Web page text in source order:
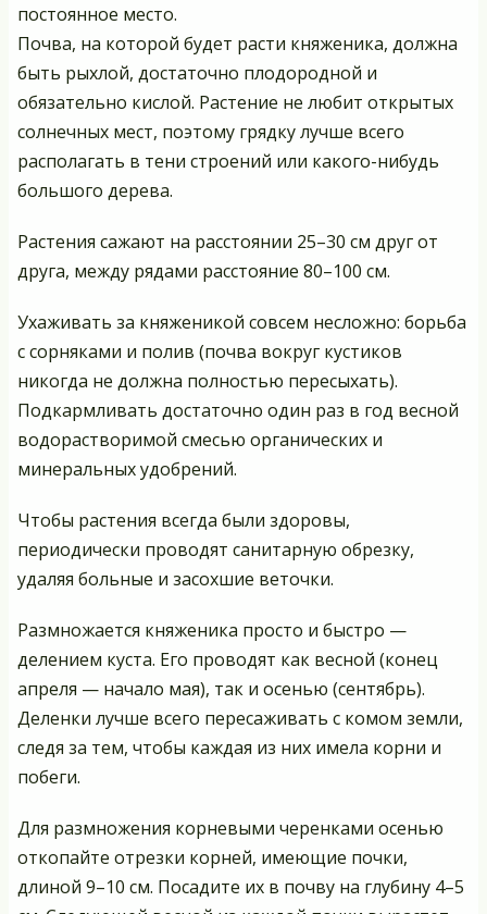
постоянное место.
Почва, на которой будет расти княженика, должна
быть рыхлой, достаточно плодородной и
обязательно кислой. Растение не любит открытых
солнечных мест, поэтому грядку лучше всего
располагать в тени строений или какого-нибудь
большого дерева.
Растения сажают на расстоянии 25–30 см друг от
друга, между рядами расстояние 80–100 см.
Ухаживать за княженикой совсем несложно: борьба
с сорняками и полив (почва вокруг кустиков
никогда не должна полностью пересыхать).
Подкармливать достаточно один раз в год весной
водорастворимой смесью органических и
минеральных удобрений.
Чтобы растения всегда были здоровы,
периодически проводят санитарную обрезку,
удаляя больные и засохшие веточки.
Размножается княженика просто и быстро —
делением куста. Его проводят как весной (конец
апреля — начало мая), так и осенью (сентябрь).
Деленки лучше всего пересаживать с комом земли,
следя за тем, чтобы каждая из них имела корни и
побеги.
Для размножения корневыми черенками осенью
откопайте отрезки корней, имеющие почки,
длиной 9–10 см. Посадите их в почву на глубину 4–5